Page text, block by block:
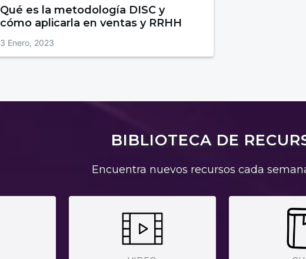
Qué es la metodología DISC y
cómo aplicarla en ventas y RRHH
3 Enero, 2023
BIBLIOTECA DE
Encuentra nuevos recursos cada